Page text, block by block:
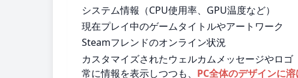
システム情報（CPU使用率、GPU温度など）
現在プレイ中のゲームタイトルやアートワーク
Steamフレンドのオンライン状況
カスタマイズされたウェルカムメッセージやロゴ
常に情報を表示しつつも、 PC全体のデザインに